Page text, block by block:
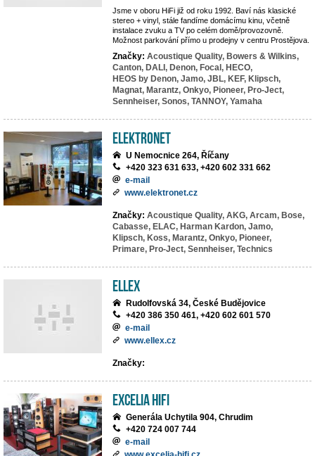
Jsme v oboru HiFi již od roku 1992. Baví nás klasické
stereo + vinyl, stále fandíme domácímu kinu, včetně
instalace zvuku a TV po celém domě/provozovně.
Možnost parkování přímo u prodejny v centru Prostějova.
Značky: Acoustique Quality, Bowers & Wilkins,
Canton, DALI, Denon, Focal, HECO,
HEOS by Denon, Jamo, JBL, KEF, Klipsch,
Magnat, Marantz, Onkyo, Pioneer, Pro-Ject,
Sennheiser, Sonos, TANNOY, Yamaha
ElektroNet
U Nemocnice 264, Říčany
+420 323 631 633, +420 602 331 662
e-mail
www.elektronet.cz
Značky: Acoustique Quality, AKG, Arcam, Bose,
Cabasse, ELAC, Harman Kardon, Jamo,
Klipsch, Koss, Marantz, Onkyo, Pioneer,
Primare, Pro-Ject, Sennheiser, Technics
ELLEX
Rudolfovská 34, České Budějovice
+420 386 350 461, +420 602 601 570
e-mail
www.ellex.cz
Značky:
EXCELIA HIFI
Generála Uchytila 904, Chrudim
+420 724 007 744
e-mail